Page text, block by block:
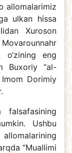
allomalarimiz
ulkan hissa
Xuroson
o‘zining eng
Buxoriy “al-
Dorimiy
falsafasining
Ushbu
“Muallimi